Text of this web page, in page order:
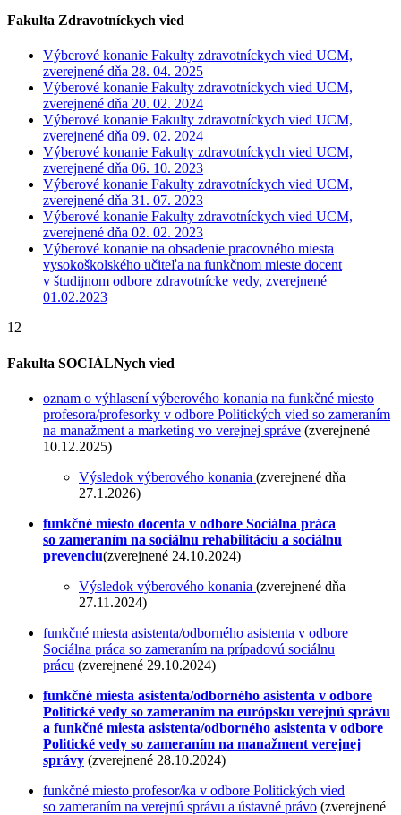
Fakulta Zdravotníckych vied
Výberové konanie Fakulty zdravotníckych vied UCM,
zverejnené dňa 28. 04. 2025
Výberové konanie Fakulty zdravotníckych vied UCM,
zverejnené dňa 20. 02. 2024
Výberové konanie Fakulty zdravotníckych vied UCM,
zverejnené dňa 09. 02. 2024
Výberové konanie Fakulty zdravotníckych vied UCM,
zverejnené dňa 06. 10. 2023
Výberové konanie Fakulty zdravotníckych vied UCM,
zverejnené dňa 31. 07. 2023
Výberové konanie Fakulty zdravotníckych vied UCM,
zverejnené dňa 02. 02. 2023
Výberové konanie na obsadenie pracovného miesta
vysokoškolského učiteľa na funkčnom mieste docent
v študijnom odbore zdravotnícke vedy, zverejnené
01.02.2023
12
Fakulta SOCIÁLNych vied
oznam o výhlasení výberového konania na funkčné miesto
profesora/profesorky v odbore Politických vied so zameraním
na manažment a marketing vo verejnej správe (zverejnené
10.12.2025)
Výsledok výberového konania (zverejnené dňa
27.1.2026)
funkčné miesto docenta v odbore Sociálna práca
so zameraním na sociálnu rehabilitáciu a sociálnu
prevenciu(zverejnené 24.10.2024)
Výsledok výberového konania (zverejnené dňa
27.11.2024)
funkčné miesta asistenta/odborného asistenta v odbore
Sociálna práca so zameraním na prípadovú sociálnu
prácu (zverejnené 29.10.2024)
funkčné miesta asistenta/odborného asistenta v odbore
Politické vedy so zameraním na európsku verejnú správu
a funkčné miesta asistenta/odborného asistenta v odbore
Politické vedy so zameraním na manažment verejnej
správy (zverejnené 28.10.2024)
funkčné miesto profesor/ka v odbore Politických vied
so zameraním na verejnú správu a ústavné právo (zverejnené